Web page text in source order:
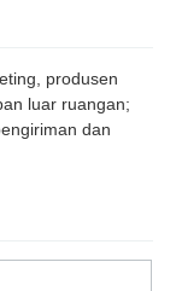
produsen
luar ruangan;
dan